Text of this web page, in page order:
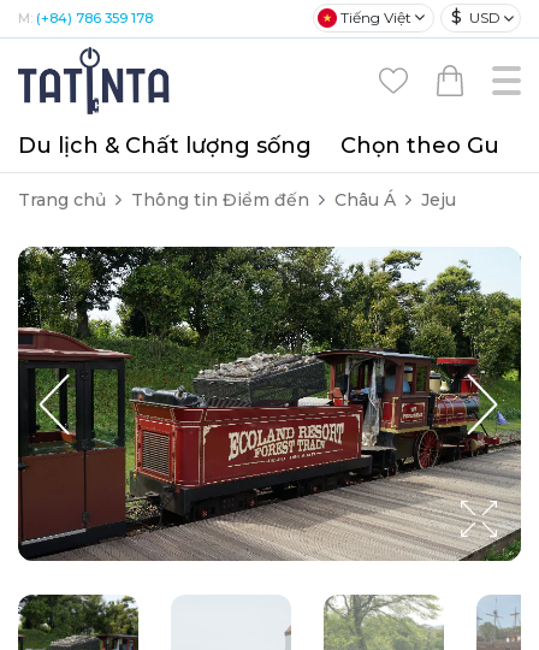
M: (+84) 786 359 178 Tiếng Việt $ USD
Du lịch & Chất lượng sống Chọn theo Gu
Trang chủ Thông tin Điểm đến Châu Á Jeju